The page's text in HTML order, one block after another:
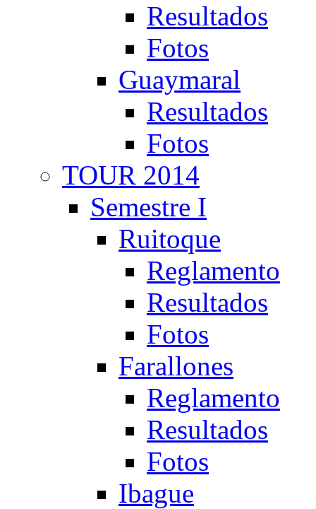
Resultados
Fotos
Guaymaral
Resultados
Fotos
TOUR 2014
Semestre I
Ruitoque
Reglamento
Resultados
Fotos
Farallones
Reglamento
Resultados
Fotos
Ibague